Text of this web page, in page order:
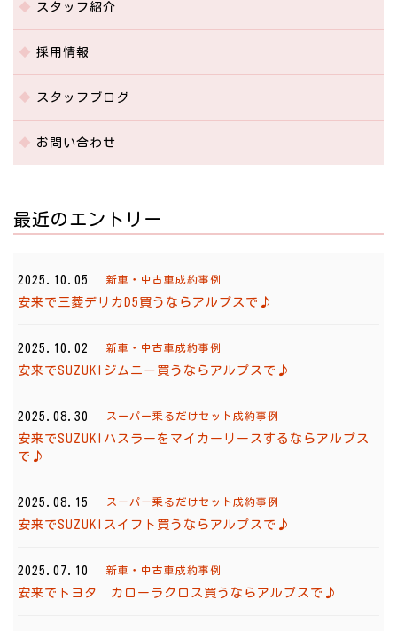
スタッフ紹介
採用情報
スタッフブログ
お問い合わせ
最近のエントリー
2025.10.05 新車・中古車成約事例
安来で三菱デリカD5買うならアルプスで♪
2025.10.02 新車・中古車成約事例
安来でSUZUKIジムニー買うならアルプスで♪
2025.08.30 スーパー乗るだけセット成約事例
安来でSUZUKIハスラーをマイカーリースするならアルプス
で♪
2025.08.15 スーパー乗るだけセット成約事例
安来でSUZUKIスイフト買うならアルプスで♪
2025.07.10 新車・中古車成約事例
安来でトヨタ カローラクロス買うならアルプスで♪